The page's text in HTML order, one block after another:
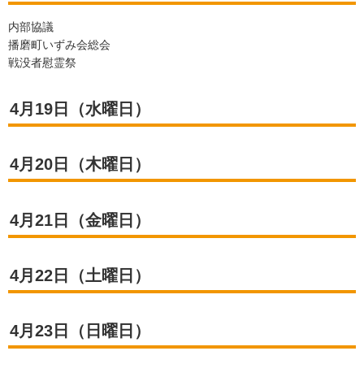
内部協議
播磨町いずみ会総会
戦没者慰霊祭
4月19日（水曜日）
4月20日（木曜日）
4月21日（金曜日）
4月22日（土曜日）
4月23日（日曜日）